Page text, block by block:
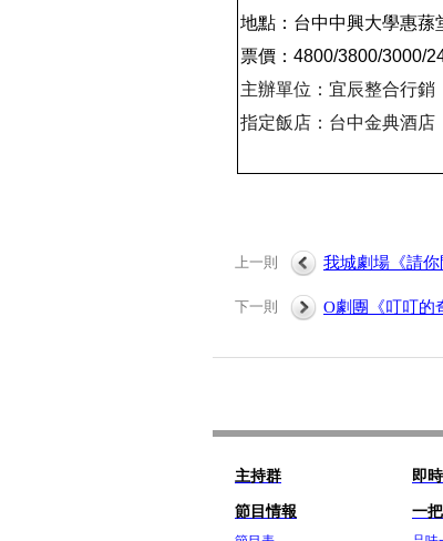
地點：台中中興大學惠蓀
票價： 4800/3800/3000/
主辦單位：宜辰整合行銷
指定飯店：台中金典酒店
上一則 我城劇場《請你
下一則 O劇團《叮叮的
主持群
節目情報
即
一